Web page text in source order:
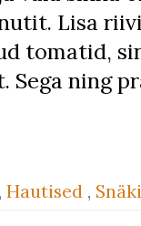
Lisa
tomatid,
Sega ning
, Hautised ,